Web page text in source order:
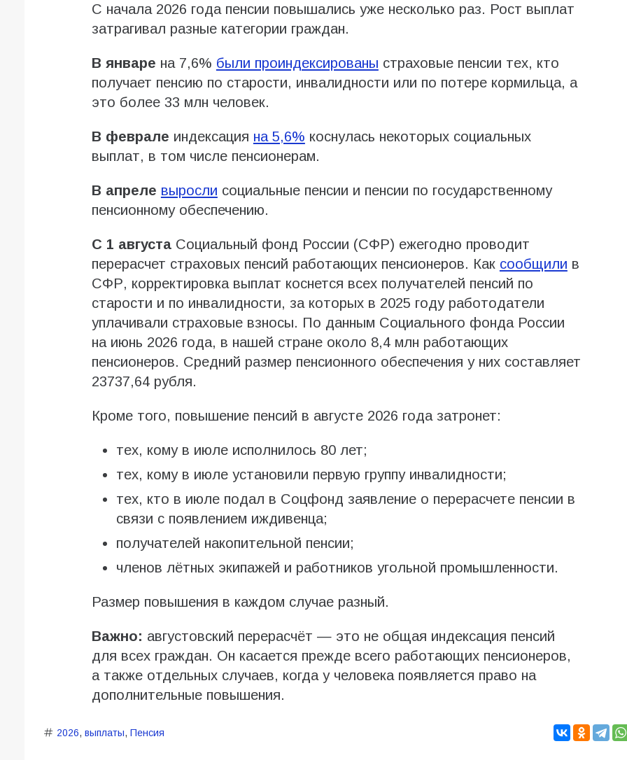
С начала 2026 года пенсии повышались уже несколько раз. Рост выплат
затрагивал разные категории граждан.
В январе на 7,6% были проиндексированы страховые пенсии тех, кто
получает пенсию по старости, инвалидности или по потере кормильца, а
это более 33 млн человек.
В феврале индексация на 5,6% коснулась некоторых социальных
выплат, в том числе пенсионерам.
В апреле выросли социальные пенсии и пенсии по государственному
пенсионному обеспечению.
С 1 августаСоциальный фонд России (СФР) ежегодно проводит
перерасчет страховых пенсий работающих пенсионеров. Как сообщили в
СФР, корректировка выплат коснется всех получателей пенсий по
старости и по инвалидности, за которых в 2025 году работодатели
уплачивали страховые взносы. По данным Социального фонда России
на июнь 2026 года, в нашей стране около 8,4 млн работающих
пенсионеров. Средний размер пенсионного обеспечения у них составляет
23737,64 рубля.
Кроме того, повышение пенсий в августе 2026 года затронет:
тех, кому в июле исполнилось 80 лет;
тех, кому в июле установили первую группу инвалидности;
тех, кто в июле подал в Соцфонд заявление о перерасчете пенсии в
связи с появлением иждивенца;
получателей накопительной пенсии;
членов лётных экипажей и работников угольной промышленности.
Размер повышения в каждом случае разный.
Важно: августовский перерасчёт — это не общая индексация пенсий
для всех граждан. Он касается прежде всего работающих пенсионеров,
а также отдельных случаев, когда у человека появляется право на
дополнительные повышения.
2026, выплаты, Пенсия